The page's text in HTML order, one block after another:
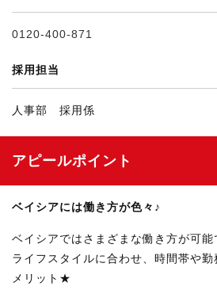
0120-400-871
採用担当
人事部 採用係
アピールポイント
ベイシアには働き方が色々♪
ベイシアではさまざまな働き方が可能
ライフスタイルに合わせ、時間帯や
メリット★